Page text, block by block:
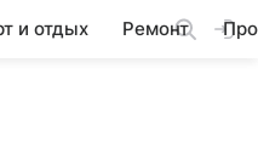
и отдых Ремонт